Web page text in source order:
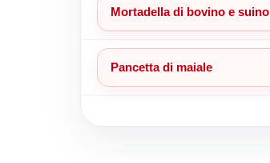
Mortadella di bovino e suino
Pancetta di maiale